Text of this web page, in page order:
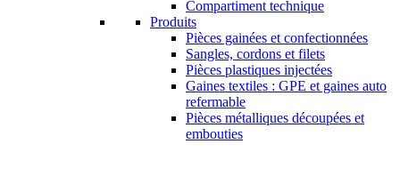
Compartiment technique
Produits
Pièces gainées et confectionnées
Sangles, cordons et filets
Pièces plastiques injectées
Gaines textiles : GPE et gaines auto
refermable
Pièces métalliques découpées et
embouties